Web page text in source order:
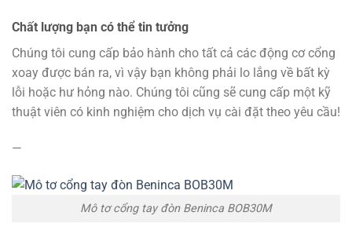
Chất lượng bạn có thể tin tưởng
Chúng tôi cung cấp bảo hành cho tất cả các động cơ cổng
xoay được bán ra, vì vậy bạn không phải lo lắng về bất kỳ
lỗi hoặc hư hỏng nào. Chúng tôi cũng sẽ cung cấp một kỹ
thuật viên có kinh nghiệm cho dịch vụ cài đặt theo yêu cầu!
—
Mô tơ cổng tay đòn Beninca BOB30M